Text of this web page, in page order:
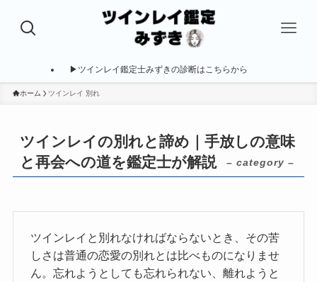
▶ツインレイ鑑定士みずきの診断はこちらから
ホーム ツインレイ 別れ
ツインレイの別れと諦め｜手放しの意味
と再会への道を鑑定士が解説
– category –
ツインレイと別れなければならないとき、その苦
しさは普通の恋愛の別れとは比べものになりませ
ん。忘れようとしても忘れられない、離れようと